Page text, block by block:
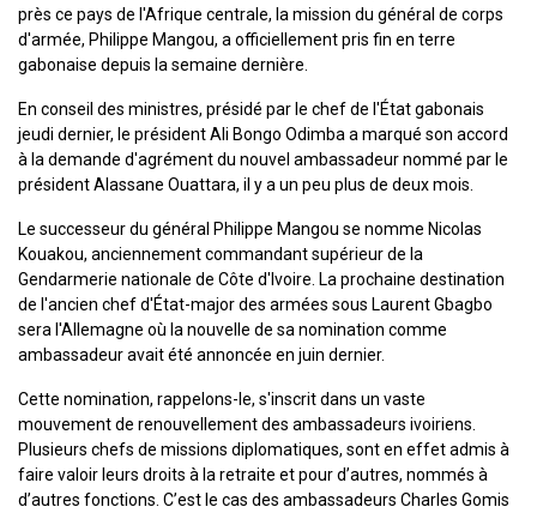
près ce pays de l'Afrique centrale, la mission du général de corps
d'armée, Philippe Mangou, a officiellement pris fin en terre
gabonaise depuis la semaine dernière.
En conseil des ministres, présidé par le chef de l'État gabonais
jeudi dernier, le président Ali Bongo Odimba a marqué son accord
à la demande d'agrément du nouvel ambassadeur nommé par le
président Alassane Ouattara, il y a un peu plus de deux mois.
Le successeur du général Philippe Mangou se nomme Nicolas
Kouakou, anciennement commandant supérieur de la
Gendarmerie nationale de Côte d'Ivoire. La prochaine destination
de l'ancien chef d'État-major des armées sous Laurent Gbagbo
sera l'Allemagne où la nouvelle de sa nomination comme
ambassadeur avait été annoncée en juin dernier.
Cette nomination, rappelons-le, s'inscrit dans un vaste
mouvement de renouvellement des ambassadeurs ivoiriens.
Plusieurs chefs de missions diplomatiques, sont en effet admis à
faire valoir leurs droits à la retraite et pour d’autres, nommés à
d’autres fonctions. C’est le cas des ambassadeurs Charles Gomis